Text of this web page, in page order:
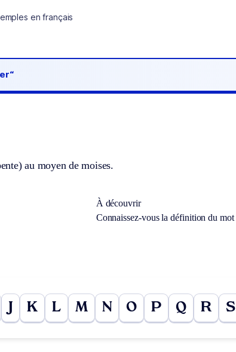
en français
au moyen de moises.
À découvrir
Connaissez-vous la définition du mot
J K L M N O P Q R S